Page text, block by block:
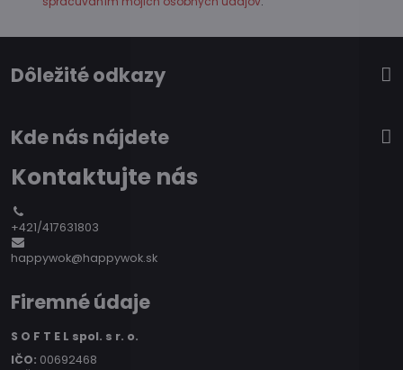
Dôležité odkazy
Kde nás nájdete
Kontaktujte nás
+421/417631803
happywok@happywok.sk
Firemné údaje
S O F T E L spol. s r. o.
IČO: 00692468